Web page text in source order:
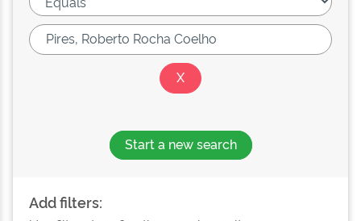
Start a new search
Add filters: